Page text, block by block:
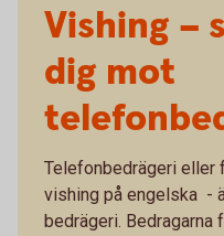
Vishing –
dig mot
Telefonbedrägeri eller
vishing på engelska -
bedrägeri. Bedragarna